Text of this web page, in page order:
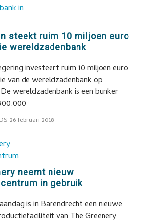
steekt ruim 10 miljoen euro
wereldzadenbank
investeert ruim 10 miljoen euro
van de wereldzadenbank op
wereldzadenbank is een bunker
26 februari 2018
neemt nieuw
in gebruik
is in Barendrecht een nieuwe
van The Greenery